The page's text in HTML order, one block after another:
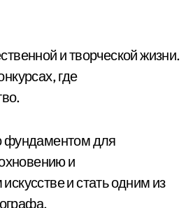
и творческой жизни.
где
фундаментом для
и
и стать одним из